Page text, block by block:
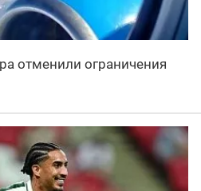
отменили ограничения